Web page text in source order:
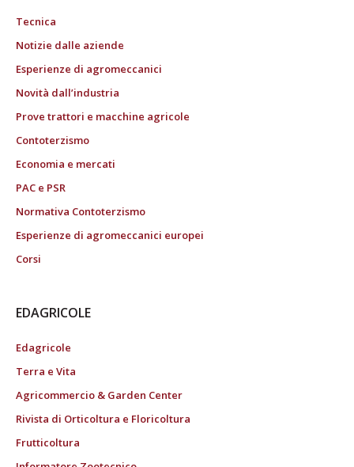
Tecnica
Notizie dalle aziende
Esperienze di agromeccanici
Novità dall’industria
Prove trattori e macchine agricole
Contoterzismo
Economia e mercati
PAC e PSR
Normativa Contoterzismo
Esperienze di agromeccanici europei
Corsi
EDAGRICOLE
Edagricole
Terra e Vita
Agricommercio & Garden Center
Rivista di Orticoltura e Floricoltura
Frutticoltura